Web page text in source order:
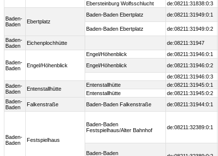
Ebersteinburg Wolfsschlucht de:08211:31838:0:3
Baden-
Baden
Ebertplatz
Baden-Baden Ebertplatz de:08211:31949:0:1
Baden-Baden Ebertplatz
de:08211:31949:0:2
Baden-
Baden
Eichenplochhütte de:08211:31947
Baden-
Baden
Engel/Höhenblick
Engel/Höhenblick
de:08211:31946:0:1
Engel/Höhenblick
de:08211:31946:0:2
de:08211:31946:0:3
Baden-
Baden
Entenstallhütte
Entenstallhütte
de:08211:31945:0:1
Entenstallhütte
de:08211:31945:0:2
Baden-
Baden
Falkenstraße Baden-Baden Falkenstraße de:08211:31944:0:1
Baden-
Baden
Festspielhaus
Baden-Baden
Festspielhaus/Alter Bahnhof
de:08211:32389:0:1
Baden-Baden